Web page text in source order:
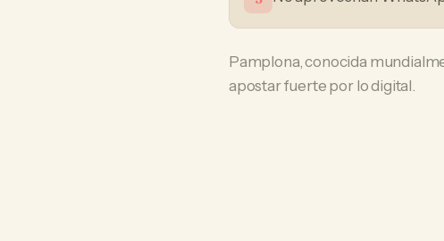
Pamplona, conocida
apostar fuerte por lo digital.